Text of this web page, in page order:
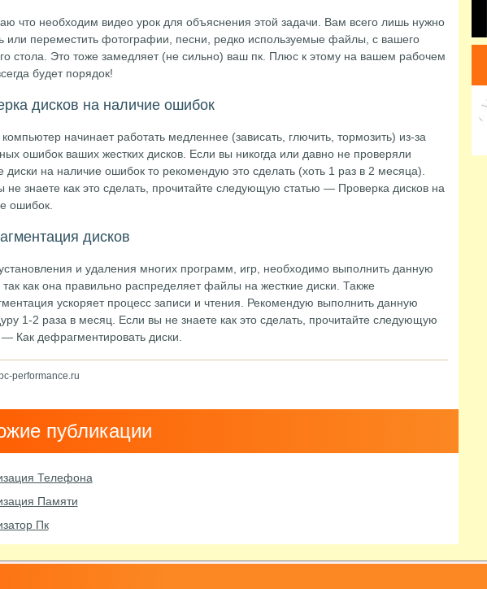
что необходим видео урок для объяснения этой задачи. Вам всего лишь нужно
или переместить фотографии, песни, редко используемые файлы, с вашего
стола. Это тоже замедляет (не сильно) ваш пк. Плюс к этому на вашем рабочем
будет порядок!
дисков на наличие ошибок
компьютер начинает работать медленнее (зависать, глючить, тормозить) из-за
ошибок ваших жестких дисков. Если вы никогда или давно не проверяли
диски на наличие ошибок то рекомендую это сделать (хоть 1 раз в 2 месяца).
не знаете как это сделать, прочитайте следующую статью — Проверка дисков на
ошибок.
дисков
и удаления многих программ, игр, необходимо выполнить данную
так как она правильно распределяет файлы на жесткие диски. Также
ускоряет процесс записи и чтения. Рекомендую выполнить данную
1-2 раза в месяц. Если вы не знаете как это сделать, прочитайте следующую
Как дефрагментировать диски.
performance.ru
публикации
Телефона
Памяти
Пк